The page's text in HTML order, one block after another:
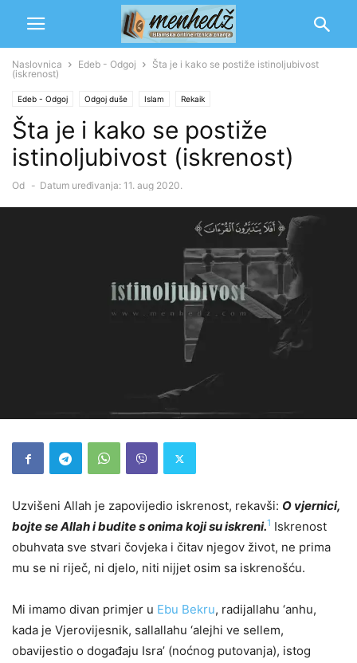
Naslovnica Edeb - Odgoj
Šta je i kako se postiže istinoljubivost
(iskrenost)
Edeb - Odgoj Odgoj duše Islam Rekaik
Šta je i kako se postiže
istinoljubivost (iskrenost)
Od - Datum uređivanja: 11. aug 2020.
Uzvišeni Allah je zapovijedio iskrenost, rekavši: O vjernici,
bojte se Allah i budite s onima koji su iskreni.1 Iskrenost
obuhvata sve stvari čovjeka i čitav njegov život, ne prima
mu se ni riječ, ni djelo, niti nijjet osim sa iskrenošću.
Mi imamo divan primjer u Ebu Bekru, radijallahu ‘anhu,
kada je Vjerovijesnik, sallallahu ‘alejhi ve sellem,
obavijestio o događaju Isra’ (noćnog putovanja), istog